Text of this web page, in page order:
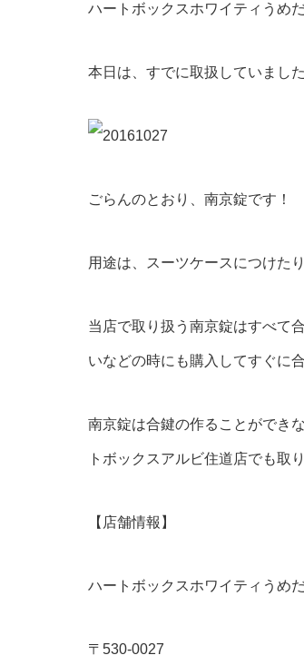
ハートボックスホワイティうめ
本日は、すでに取扱していまし
ごらんのとおり、南京錠です！
用途は、スーツケースにつけた
当店で取り扱う南京錠はすべて
いなどの時にも購入してすぐに
南京錠は合鍵の作ることができ
トボックスアルビ住道店でも取
【店舗情報】
ハートボックスホワイティうめ
〒530-0027